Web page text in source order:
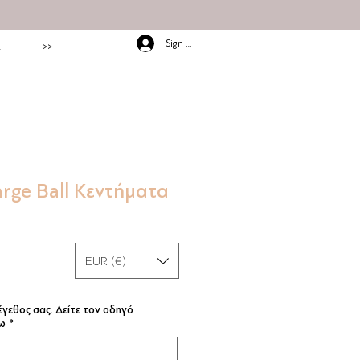
>> Sign In/Up
Ball Κεντήματα
σας. Δείτε τον οδηγό
*
EUR (€)